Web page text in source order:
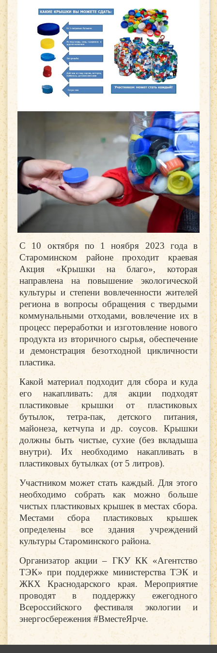
С 10 октября по 1 ноября 2023 года в
Староминском районе проходит краевая
Акция «Крышки на благо», которая
направлена на повышение экологической
культуры и степени вовлеченности жителей
региона в вопросы обращения с твердыми
коммунальными отходами, вовлечение их в
процесс переработки и изготовление нового
продукта из вторичного сырья, обеспечение
и демонстрация безотходной цикличности
пластика.
Какой материал подходит для сбора и куда
его накапливать: для акции подходят
пластиковые крышки от пластиковых
бутылок, тетра-пак, детского питания,
майонеза, кетчупа и др. соусов. Крышки
должны быть чистые, сухие (без вкладыша
внутри). Их необходимо накапливать в
пластиковых бутылках (от 5 литров).
Участником может стать каждый. Для этого
необходимо собрать как можно больше
чистых пластиковых крышек в местах сбора.
Местами сбора пластиковых крышек
определены все здания учреждений
культуры Староминского района.
Организатор акции – ГКУ КК «Агентство
ТЭК» при поддержке министерства ТЭК и
ЖКХ Краснодарского края. Мероприятие
проводят в поддержку ежегодного
Всероссийского фестиваля экологии и
энергосбережения #ВместеЯрче.